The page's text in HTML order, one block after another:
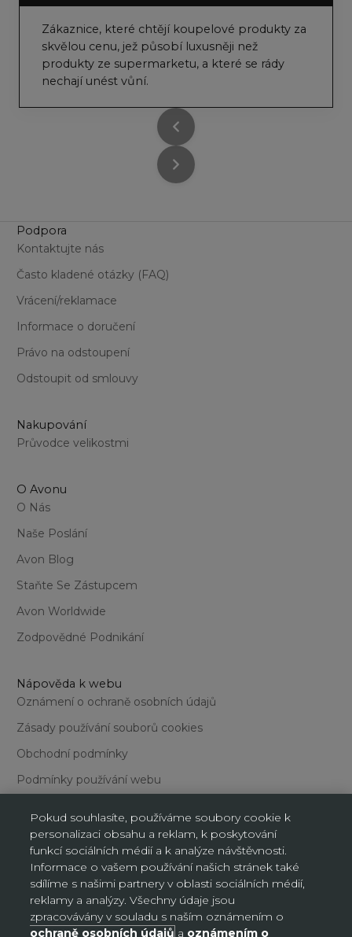
Zákaznice, které chtějí koupelové produkty za
skvělou cenu, jež působí luxusněji než
produkty ze supermarketu, a které se rády
nechají unést vůní.
Podpora
Kontaktujte nás
Často kladené otázky (FAQ)
Vrácení/reklamace
Informace o doručení
Právo na odstoupení
Odstoupit od smlouvy
Nakupování
Průvodce velikostmi
O Avonu
O Nás
Naše Poslání
Avon Blog
Staňte Se Zástupcem
Avon Worldwide
Zodpovědné Podnikání
Nápověda k webu
Oznámení o ochraně osobních údajů
Zásady používání souborů cookies
Obchodní podmínky
Podmínky používání webu
Nastavení souborů cookie
Česko (CZK Kč)
Pokud souhlasíte, používáme soubory cookie k
personalizaci obsahu a reklam, k poskytování
funkcí sociálních médií a k analýze návštěvnosti.
Informace o vašem používání našich stránek také
sdílíme s našimi partnery v oblasti sociálních médií,
reklamy a analýzy. Všechny údaje jsou
zpracovávány v souladu s naším oznámením o
ochraně osobních údajů a oznámením o